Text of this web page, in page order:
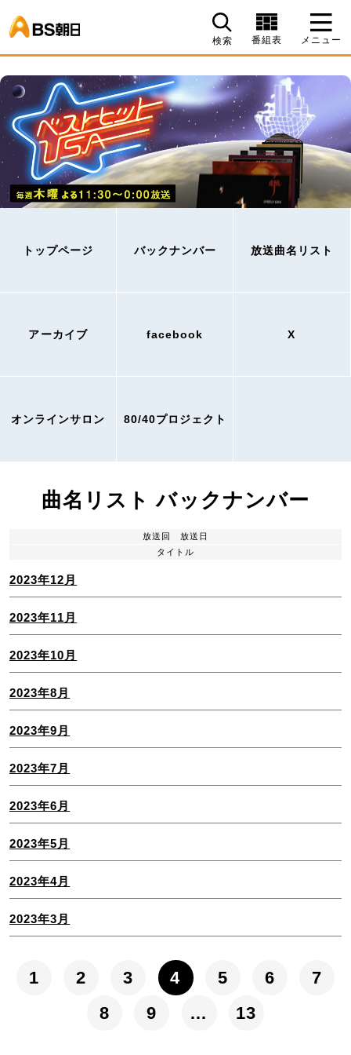
検索 番組表 メニュー
トップページ バックナンバー 放送曲名リスト
アーカイブ facebook X
オンラインサロン 80/40プロジェクト
曲名リスト バックナンバー
放送回
放送日
タイトル
2023年12月
2023年11月
2023年10月
2023年8月
2023年9月
2023年7月
2023年6月
2023年5月
2023年4月
2023年3月
1 2 3 4 5 6
7
8
9 … 13